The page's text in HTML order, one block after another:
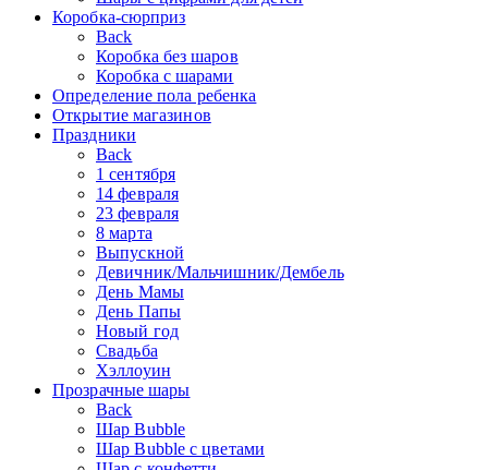
Коробка-сюрприз
Back
Коробка без шаров
Коробка с шарами
Определение пола ребенка
Открытие магазинов
Праздники
Back
1 сентября
14 февраля
23 февраля
8 марта
Выпускной
Девичник/Мальчишник/Дембель
День Мамы
День Папы
Новый год
Свадьба
Хэллоуин
Прозрачные шары
Back
Шар Bubble
Шар Bubble с цветами